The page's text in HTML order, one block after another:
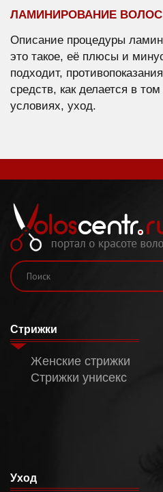
ЛАМИНИРОВАНИЕ ВОЛОС
Описание процедуры
это такое, её плюсы и
подходит,
средств, как делается в
условиях, уход.
Стрижки
Женские стрижки
Стрижки унисекс
Уход